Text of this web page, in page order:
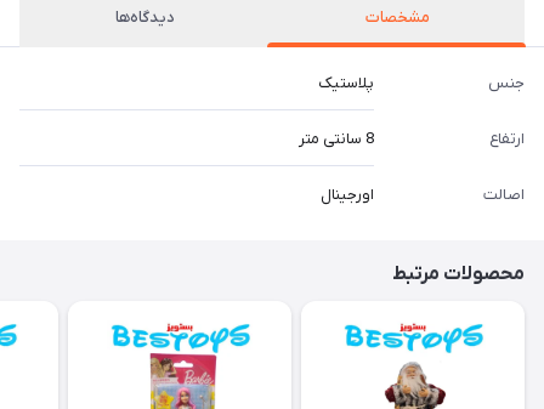
مشخصات دیدگاه‌ها
جنس پلاستیک
ارتفاع 8 سانتی متر
اصالت اورجینال
محصولات مرتبط